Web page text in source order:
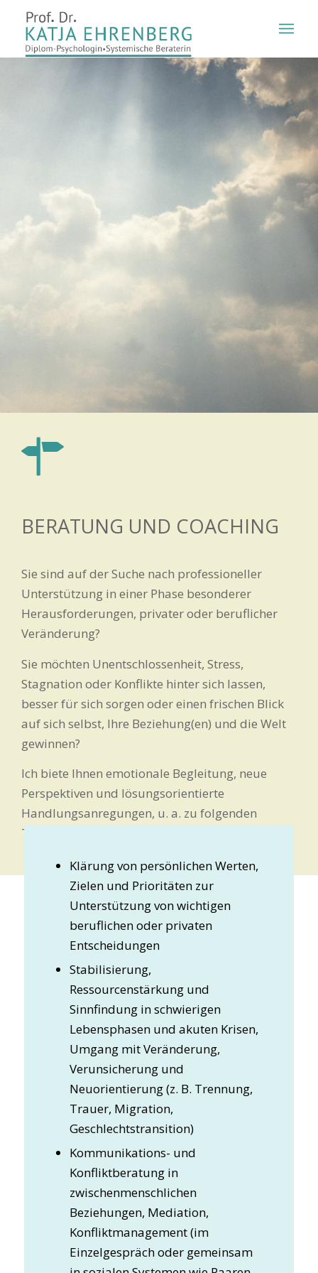
BERATUNG UND COACHING
Sie sind auf der Suche nach professioneller
Unterstützung in einer Phase besonderer
Herausforderungen, privater oder beruflicher
Veränderung?
Sie möchten Unentschlossenheit, Stress,
Stagnation oder Konflikte hinter sich lassen,
besser für sich sorgen oder einen frischen Blick
auf sich selbst, Ihre Beziehung(en) und die Welt
gewinnen?
Ich biete Ihnen emotionale Begleitung, neue
Perspektiven und lösungsorientierte
Handlungsanregungen, u. a. zu folgenden
Themen:
Klärung von persönlichen Werten,
Zielen und Prioritäten zur
Unterstützung von wichtigen
beruflichen oder privaten
Entscheidungen
Stabilisierung,
Ressourcenstärkung und
Sinnfindung in schwierigen
Lebensphasen und akuten Krisen,
Umgang mit Veränderung,
Verunsicherung und
Neuorientierung (z. B. Trennung,
Trauer, Migration,
Geschlechtstransition)
Kommunikations- und
Konfliktberatung in
zwischenmenschlichen
Beziehungen, Mediation,
Konfliktmanagement (im
Einzelgespräch oder gemeinsam